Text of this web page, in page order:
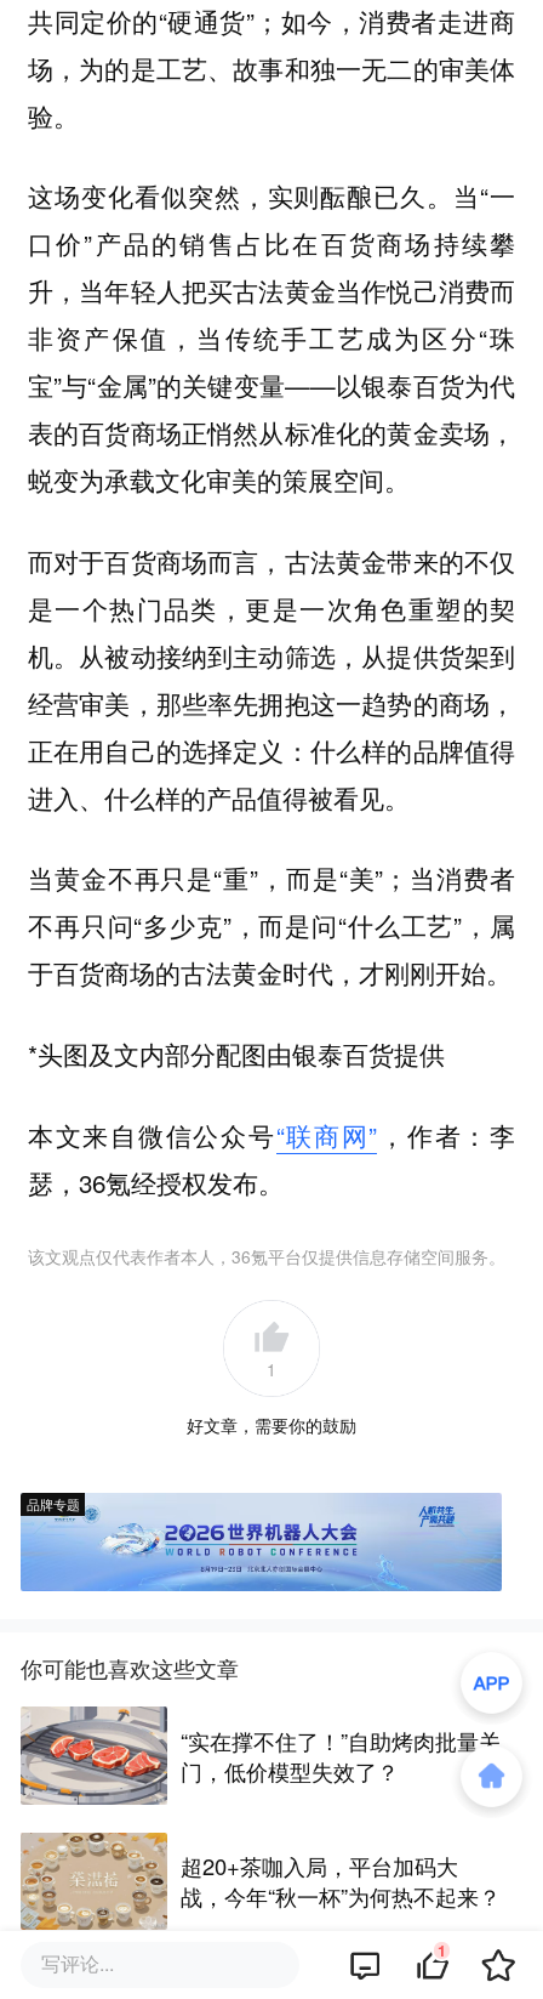
共同定价的“硬通货”；如今，消费者走进商
场，为的是工艺、故事和独一无二的审美体
验。
这场变化看似突然，实则酝酿已久。当“一
口价”产品的销售占比在百货商场持续攀
升，当年轻人把买古法黄金当作悦己消费而
非资产保值，当传统手工艺成为区分“珠
宝”与“金属”的关键变量——以银泰百货为代
表的百货商场正悄然从标准化的黄金卖场，
蜕变为承载文化审美的策展空间。
而对于百货商场而言，古法黄金带来的不仅
是一个热门品类，更是一次角色重塑的契
机。从被动接纳到主动筛选，从提供货架到
经营审美，那些率先拥抱这一趋势的商场，
正在用自己的选择定义：什么样的品牌值得
进入、什么样的产品值得被看见。
当黄金不再只是“重”，而是“美”；当消费者
不再只问“多少克”，而是问“什么工艺”，属
于百货商场的古法黄金时代，才刚刚开始。
*头图及文内部分配图由银泰百货提供
本文来自微信公众号“联商网” ，作者：李
瑟，36氪经授权发布。
该文观点仅代表作者本人，36氪平台仅提供信息存储空间服务。
1
好文章，需要你的鼓励
品牌专题
你可能也喜欢这些文章
“实在撑不住了！”自助烤肉批量关
门，低价模型失效了？
超20+茶咖入局，平台加码大
战，今年“秋一杯”为何热不起来？
写评论... 1